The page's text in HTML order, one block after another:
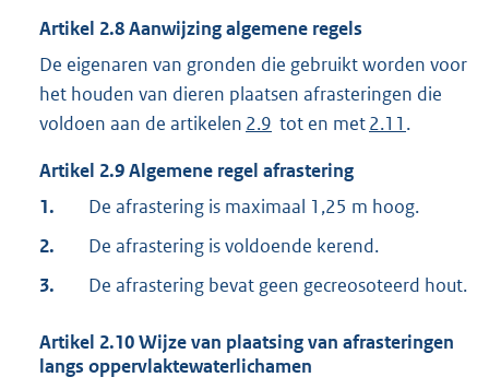
Artikel 2.8Aanwijzing algemene regels
De eigenaren van gronden die gebruikt worden voor
het houden van dieren plaatsen afrasteringen die
voldoen aan de artikelen 2.9 tot en met2.11 .
Artikel 2.9Algemene regel afrastering
1.
De afrastering is maximaal 1,25 m hoog.
2.
De afrastering is voldoende kerend.
3.
De afrastering bevat geen gecreosoteerd hout.
Artikel 2.10Wijze van plaatsing van afrasteringen
langs oppervlaktewaterlichamen